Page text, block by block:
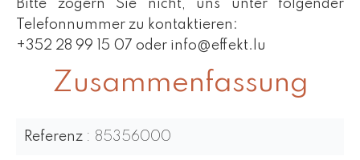
Bitte zögern Sie nicht, uns unter folgender
Telefonnummer zu kontaktieren:
+352 28 99 15 07 oder info@effekt.lu
Zusammenfassung
Referenz 85356000